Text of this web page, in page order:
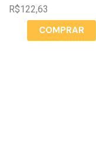
R$122,63
COMPRAR